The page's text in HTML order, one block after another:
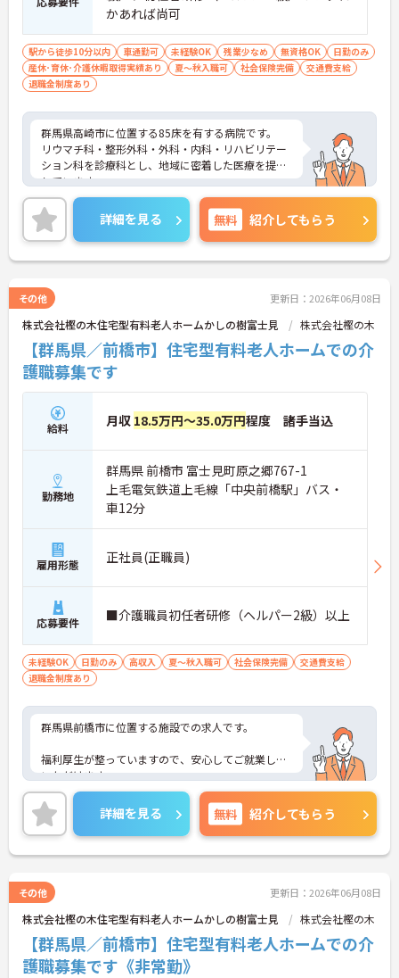
かあれば尚可
駅から徒歩10分以内 車通勤可 未経験OK 残業少なめ 無資格OK
日勤のみ
産休･育休･介護休暇取得実績あり
夏～秋入職可 社会保険完備
交通費支給
退職金制度あり
群馬県高崎市に位置する85床を有する病院です。
リウマチ科・整形外科・外科・内科・リハビリテー
ション科を診療科とし、地域に密着した医療を提供
しています。
特にリウマチ科はセンター化し、外来診療・入院・
手術・リハビリ・在宅医療と一貫した治療を行って
います。
残業少なめで、福利厚生も充実していますので、長
く続けられる環境です。
細をお話致しますのでお気軽にご相談ください。
詳細を見る 無料 紹介してもらう
その他 更新日：2026年06月08日
株式会社樫の木住宅型有料老人ホームかしの樹富士見 株式会社樫の木
【群馬県／前橋市】住宅型有料老人ホームでの介
護職募集です
給料 月収 18.5万円～35.0万円程度 諸手当込
勤務地
群馬県 前橋市 富士見町原之郷767-1
上毛電気鉄道上毛線「中央前橋駅」バス・
車12分
雇用形態 正社員(正職員)
応募要件 ■介護職員初任者研修（ヘルパー2級）以上
未経験OK 日勤のみ 高収入 夏～秋入職可 社会保険完備
交通費支給
退職金制度あり
群馬県前橋市に位置する施設での求人です。
福利厚生が整っていますので、安心してご就業して
いただけます。
定期的に施設内勉強会を開催していますので、知識
を習得することができます。
ご興味のある方は、お気軽にお問い合わせくださ
詳細を見る 無料 紹介してもらう
その他 更新日：2026年06月08日
株式会社樫の木住宅型有料老人ホームかしの樹富士見 株式会社樫の木
【群馬県／前橋市】住宅型有料老人ホームでの介
護職募集です《非常勤》